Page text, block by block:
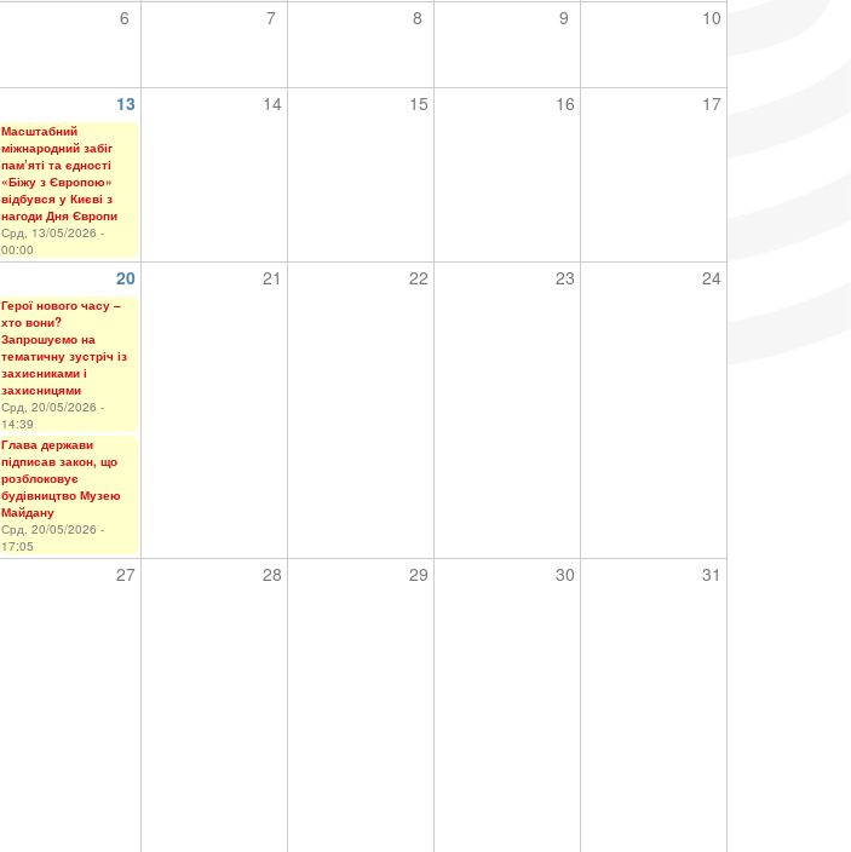
6 7 8 9 10
13 14 15 16 17
Масштабний
міжнародний забіг
пам’яті та єдності
«Біжу з Європою»
відбувся у Києві з
нагоди Дня Європи
Срд, 13/05/2026 -
00:00
20 21 22 23 24
Герої нового часу –
хто вони?
Запрошуємо на
тематичну зустріч із
захисниками і
захисницями
Срд, 20/05/2026 -
14:39
Глава держави
підписав закон, що
розблоковує
будівництво Музею
Майдану
Срд, 20/05/2026 -
17:05
27 28 29 30 31